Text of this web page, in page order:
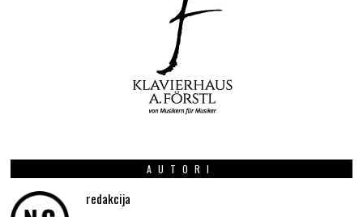
AUTORI
redakcija